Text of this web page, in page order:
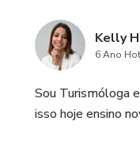
Kelly
6 Ano
Sou Turismóloga
isso hoje ensino